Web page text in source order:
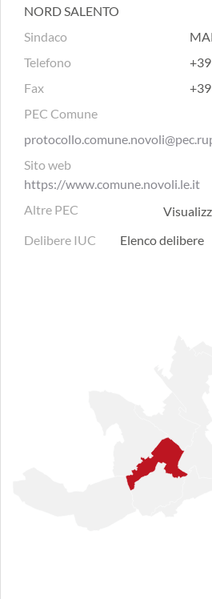
NORD SALENTO
Sindaco
Telefono
Fax
PEC Comune
Sito web
https://www.comune.novoli.le.it
Altre PEC
Delibere IUC
Elenco delibere